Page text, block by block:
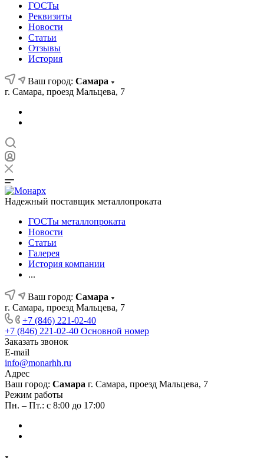
ГОСТы
Реквизиты
Новости
Статьи
Отзывы
История
Ваш город: Самара
г. Самара, проезд Мальцева, 7
Надежный поставщик металлопроката
ГОСТы металлопроката
Новости
Статьи
Галерея
История компании
...
Ваш город: Самара
г. Самара, проезд Мальцева, 7
+7 (846) 221-02-40
+7 (846) 221-02-40 Основной номер
Заказать звонок
E-mail
info@monarhh.ru
Адрес
Ваш город: Самара г. Самара, проезд Мальцева, 7
Режим работы
Пн. – Пт.: с 8:00 до 17:00